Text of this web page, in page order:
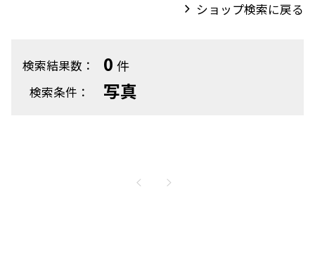
ショップ検索に戻る
検索結果数： 0件
検索条件： 写真